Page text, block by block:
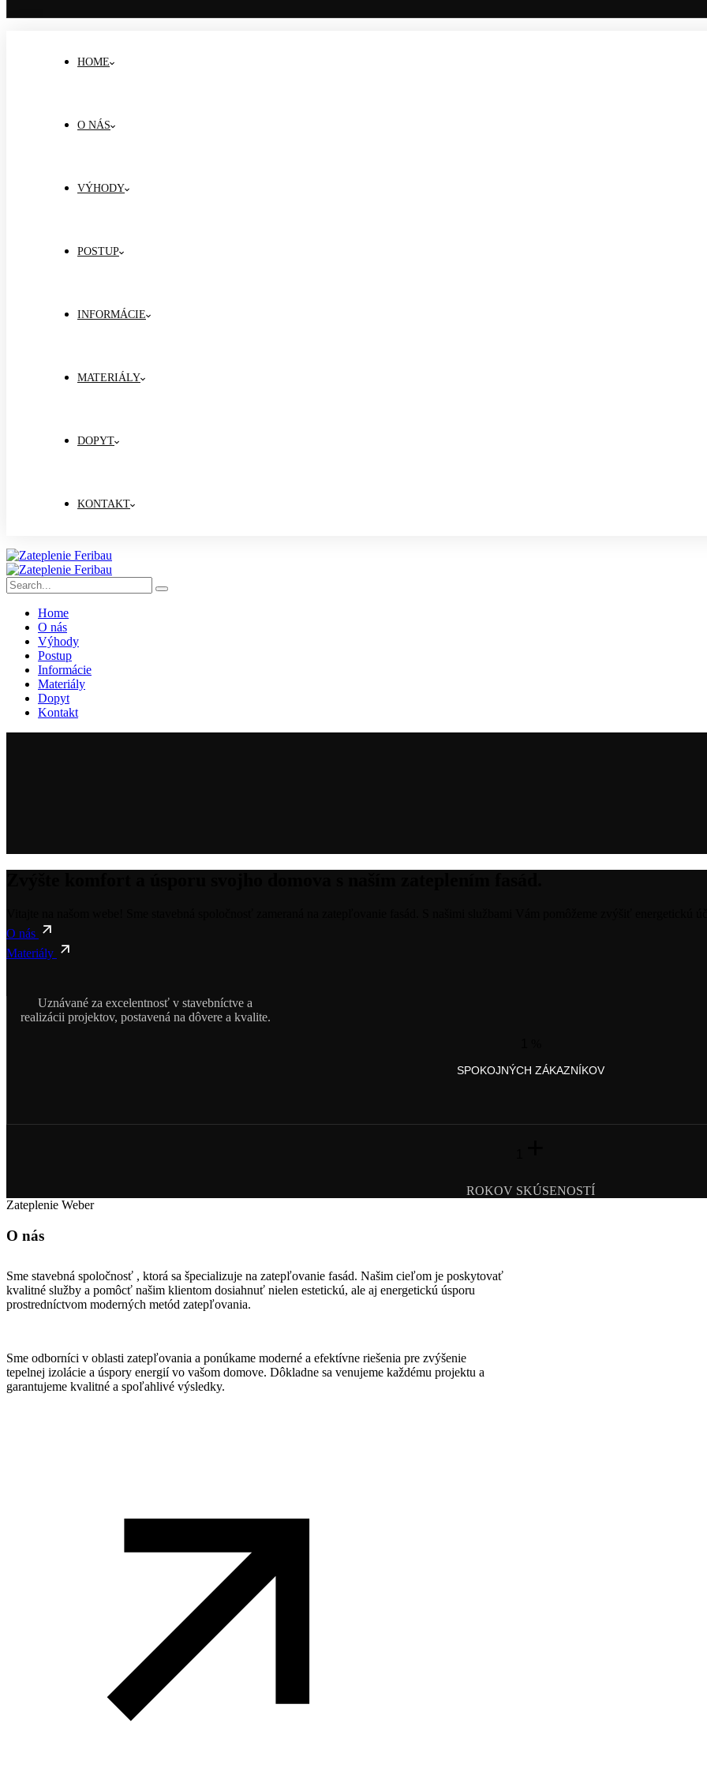
HOME
O NÁS
VÝHODY
POSTUP
INFORMÁCIE
MATERIÁLY
DOPYT
KONTAKT
Home
O nás
Výhody
Postup
Informácie
Materiály
Dopyt
Kontakt
O nás
Materiály
Uznávané za excelentnosť v stavebníctve a
realizácii projektov, postavená na dôvere a kvalite.
SPOKOJNÝCH ZÁKAZNÍKOV
ROKOV SKÚSENOSTÍ
Zateplenie Weber
O nás
Sme stavebná spoločnosť , ktorá sa špecializuje na zatepľovanie fasád. Našim cieľom je poskytovať
kvalitné služby a pomôcť našim klientom dosiahnuť nielen estetickú, ale aj energetickú úsporu
prostredníctvom moderných metód zatepľovania.
Sme odborníci v oblasti zatepľovania a ponúkame moderné a efektívne riešenia pre zvýšenie
tepelnej izolácie a úspory energií vo vašom domove. Dôkladne sa venujeme každému projektu a
garantujeme kvalitné a spoľahlivé výsledky.